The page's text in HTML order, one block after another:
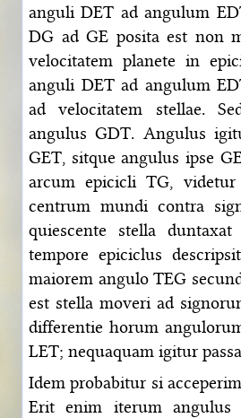
anguli DET ad angulum
DG ad GE posita est non
velocitatem planete in
anguli DET ad angulum
ad velocitatem stellae.
angulus GDT. Angulus
GET, sitque angulus ipse
arcum epicicli TG, videtur
centrum mundi contra
quiescente stella
tempore epiciclus
maiorem angulo TEG
est stella moveri ad
differentie horum
LET; nequaquam igitur
Idem probabitur si
Erit enim iterum angulus